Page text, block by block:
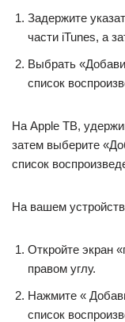
Задержите
части iTunes, а
Выбрать
список
На Apple ТВ,
затем выберите
список
На вашем
Откройте экран
правом углу.
Нажмите «
список